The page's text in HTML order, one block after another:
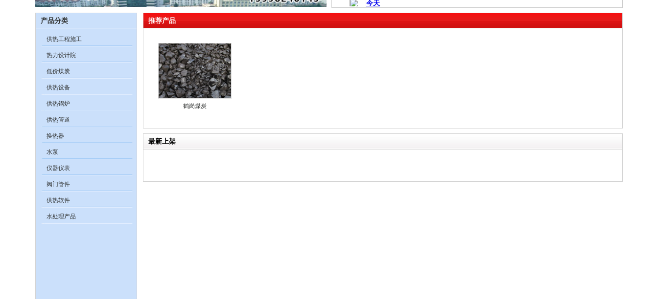
产品分类
供热工程施工
热力设计院
低价煤炭
供热设备
供热锅炉
供热管道
换热器
水泵
仪器仪表
阀门管件
供热软件
水处理产品
推荐产品
鹤岗煤炭
最新上架